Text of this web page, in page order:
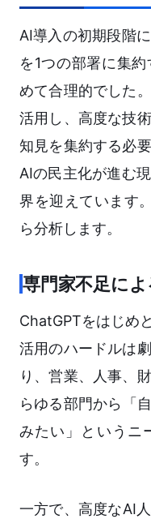
AI導入の初期段階
を1つの部署に集
めて合理的でした
活用し、高度な技
知見を集約する必
AIの民主化が進む
界を迎えています
ら分析します。
専門家不足に
ChatGPTをはじめ
活用のハードルは
り、営業、人事、
らゆる部門から「
みたい」というニ
す。
一方で、高度なAI